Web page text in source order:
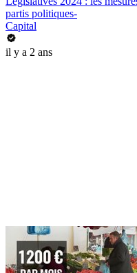
partis politiques-
Capital
il y a 2 ans